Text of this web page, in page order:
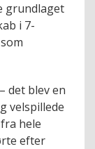
grundlaget
i 7-
det blev en
velspillede
hele
efter